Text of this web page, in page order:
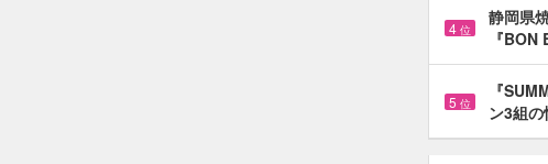
4 位
静岡県
『
5 位
『
ン3組